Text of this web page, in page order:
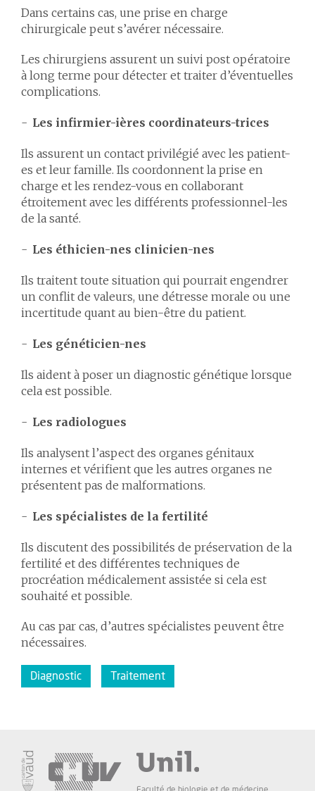
Dans certains cas, une prise en charge
chirurgicale peut s’avérer nécessaire.
Les chirurgiens assurent un suivi post opératoire
à long terme pour détecter et traiter d’éventuelles
complications.
Les infirmier-ières coordinateurs-trices
Ils assurent un contact privilégié avec les patient-
es et leur famille. Ils coordonnent la prise en
charge et les rendez-vous en collaborant
étroitement avec les différents professionnel-les
de la santé.
Les éthicien-nes clinicien-nes
Ils traitent toute situation qui pourrait engendrer
un conflit de valeurs, une détresse morale ou une
incertitude quant au bien-être du patient.
Les généticien-nes
Ils aident à poser un diagnostic génétique lorsque
cela est possible.
Les radiologues
Ils analysent l’aspect des organes génitaux
internes et vérifient que les autres organes ne
présentent pas de malformations.
Les spécialistes de la fertilité
Ils discutent des possibilités de préservation de la
fertilité et des différentes techniques de
procréation médicalement assistée si cela est
souhaité et possible.
Au cas par cas, d’autres spécialistes peuvent être
nécessaires.
Diagnostic Traitement